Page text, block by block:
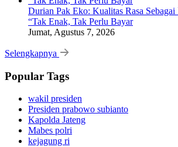
Durian Pak Eko: Kualitas Rasa
“Tak Enak, Tak Perlu Bayar
Jumat, Agustus 7, 2026
Selengkapnya
Popular Tags
wakil presiden
Presiden prabowo subianto
Kapolda Jateng
Mabes polri
kejagung ri